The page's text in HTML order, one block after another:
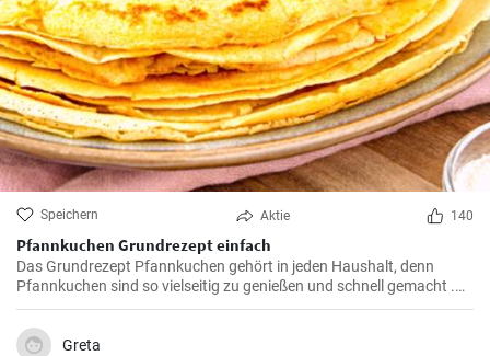
Speichern Aktie 140
Pfannkuchen Grundrezept einfach
Das Grundrezept Pfannkuchen gehört in jeden Haushalt, denn
Pfannkuchen sind so vielseitig zu genießen und schnell gemacht .
Süß oder herzhaft gefüllt sind die Pfannkuchen mit Milch und Eiern
ein Genuß für groß und klein .
Greta